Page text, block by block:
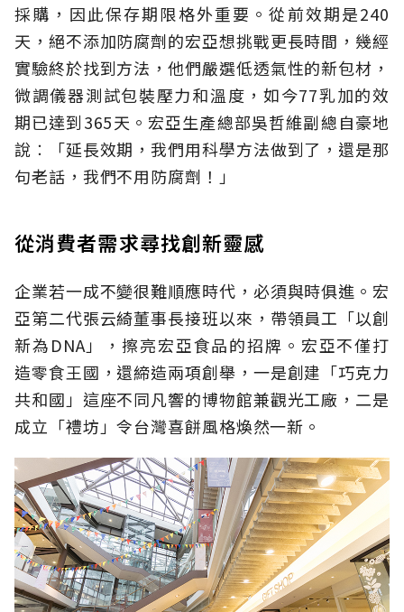
採購，因此保存期限格外重要。從前效期是240
天，絕不添加防腐劑的宏亞想挑戰更長時間，幾經
實驗終於找到方法，他們嚴選低透氣性的新包材，
微調儀器測試包裝壓力和溫度，如今77乳加的效
期已達到365天。宏亞生產總部吳哲維副總自豪地
說︰「延長效期，我們用科學方法做到了，還是那
句老話，我們不用防腐劑！」
從消費者需求尋找創新靈感
企業若一成不變很難順應時代，必須與時俱進。宏
亞第二代張云綺董事長接班以來，帶領員工「以創
新為DNA」，擦亮宏亞食品的招牌。宏亞不僅打
造零食王國，還締造兩項創舉，一是創建「巧克力
共和國」這座不同凡響的博物館兼觀光工廠，二是
成立「禮坊」令台灣喜餅風格煥然一新。